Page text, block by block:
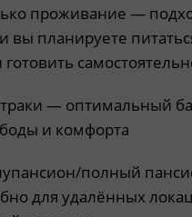
проживание —
вы планируете
готовить
— оптимальный
и комфорта
полный
для удалённых